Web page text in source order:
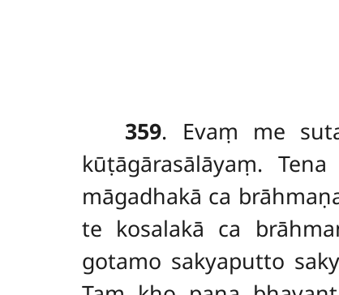
359. Evaṃ me
kūṭāgārasālāyaṃ.
māgadhakā ca
te kosalakā ca
gotamo sakyaputto